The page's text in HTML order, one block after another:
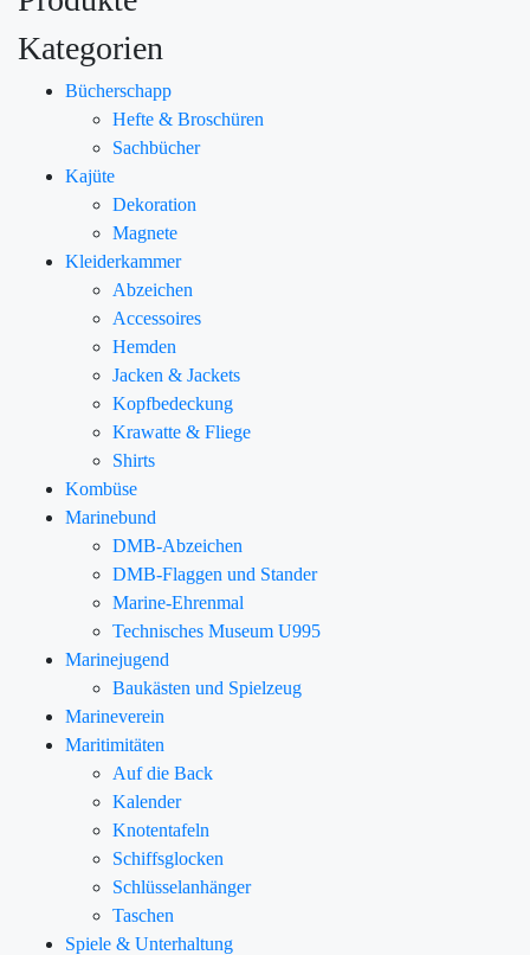
Kategorien
Bücherschapp
Hefte & Broschüren
Sachbücher
Kajüte
Dekoration
Magnete
Kleiderkammer
Abzeichen
Accessoires
Hemden
Jacken & Jackets
Kopfbedeckung
Krawatte & Fliege
Shirts
Kombüse
Marinebund
DMB-Abzeichen
DMB-Flaggen und Stander
Marine-Ehrenmal
Technisches Museum U995
Marinejugend
Baukästen und Spielzeug
Marineverein
Maritimitäten
Auf die Back
Kalender
Knotentafeln
Schiffsglocken
Schlüsselanhänger
Taschen
Spiele & Unterhaltung